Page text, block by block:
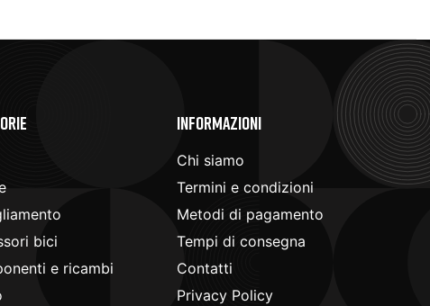
bici
e ricambi
Informazioni
Chi siamo
Termini e condizioni
Metodi di pagamento
Tempi di consegna
Contatti
Privacy Policy